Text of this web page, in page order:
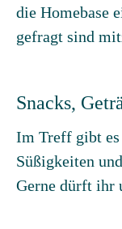
die Homebase
gefragt sind
Snacks,
Im Treff gibt es
Süßigkeiten
Gerne dürft ihr